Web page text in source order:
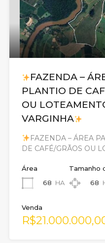
FAZENDA –
PLANTIO DE
OU
VARGINHA
FAZENDA – ÁREA
DE CAFÉ/GRÃOS OU
Área
68 HA
Tamanho
68
Venda